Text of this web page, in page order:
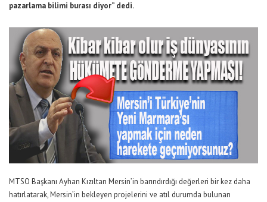
pazarlama bilimi burası diyor” dedi.
MTSO Başkanı Ayhan Kızıltan Mersin’in barındırdığı değerleri bir kez daha
hatırlatarak, Mersin’in bekleyen projelerini ve atıl durumda bulunan